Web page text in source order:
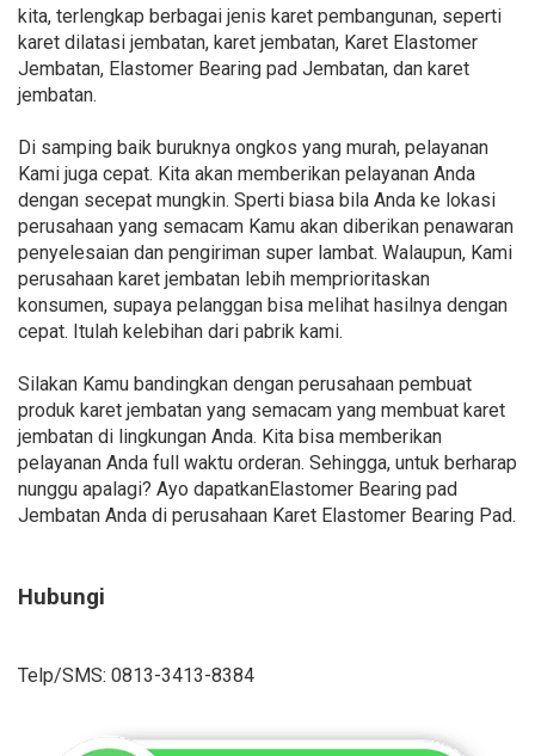
kita, terlengkap berbagai jenis karet pembangunan, seperti
karet dilatasi jembatan, karet jembatan, Karet Elastomer
Jembatan, Elastomer Bearing pad Jembatan, dan karet
jembatan.
Di samping baik buruknya ongkos yang murah, pelayanan
Kami juga cepat. Kita akan memberikan pelayanan Anda
dengan secepat mungkin. Sperti biasa bila Anda ke lokasi
perusahaan yang semacam Kamu akan diberikan penawaran
penyelesaian dan pengiriman super lambat. Walaupun, Kami
perusahaan karet jembatan lebih memprioritaskan
konsumen, supaya pelanggan bisa melihat hasilnya dengan
cepat. Itulah kelebihan dari pabrik kami.
Silakan Kamu bandingkan dengan perusahaan pembuat
produk karet jembatan yang semacam yang membuat karet
jembatan di lingkungan Anda. Kita bisa memberikan
pelayanan Anda full waktu orderan. Sehingga, untuk berharap
nunggu apalagi? Ayo dapatkanElastomer Bearing pad
Jembatan Anda di perusahaan Karet Elastomer Bearing Pad.
Hubungi
Telp/SMS: 0813-3413-8384